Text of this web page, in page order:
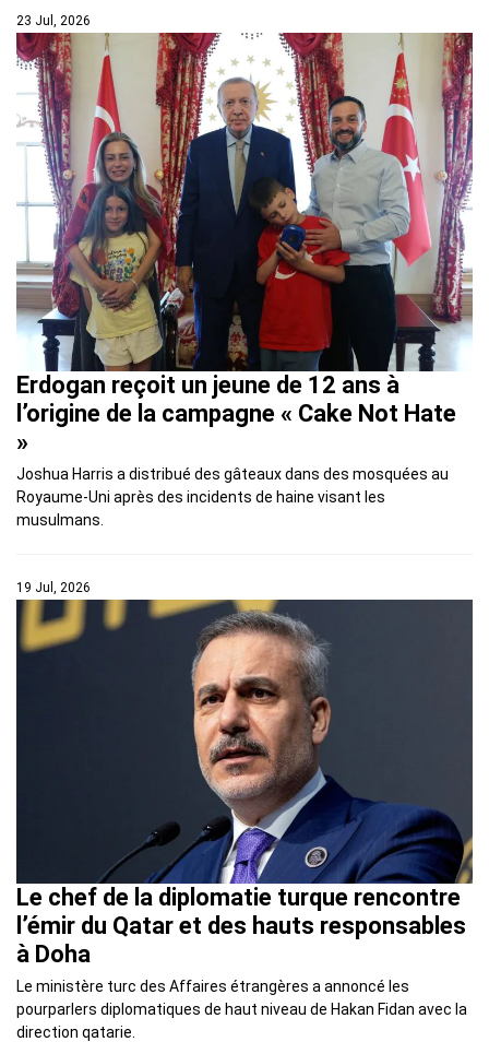
23 Jul, 2026
Erdogan reçoit un jeune de 12 ans à
l’origine de la campagne « Cake Not Hate
»
Joshua Harris a distribué des gâteaux dans des mosquées au
Royaume-Uni après des incidents de haine visant les
musulmans.
19 Jul, 2026
Le chef de la diplomatie turque rencontre
l’émir du Qatar et des hauts responsables
à Doha
Le ministère turc des Affaires étrangères a annoncé les
pourparlers diplomatiques de haut niveau de Hakan Fidan avec la
direction qatarie.